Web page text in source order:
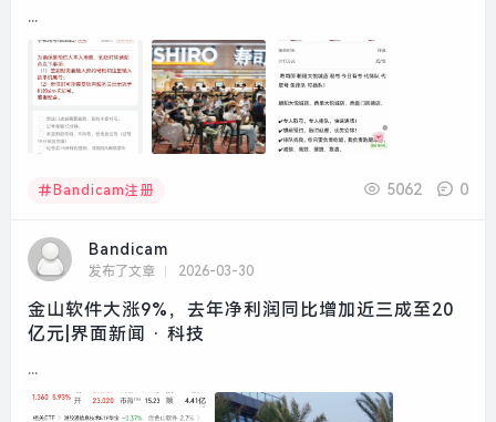
...
Bandicam注册 5062 0
Bandicam
发布了文章 2026-03-30
金山软件大涨9%，去年净利润同比增加近三成至20
亿元|界面新闻 · 科技
...